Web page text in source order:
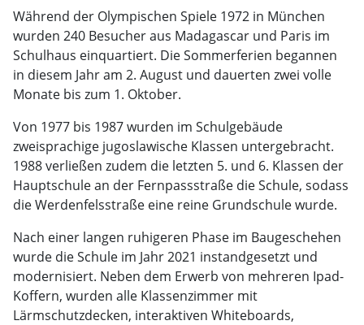
Während der Olympischen Spiele 1972 in München
wurden 240 Besucher aus Madagascar und Paris im
Schulhaus einquartiert. Die Sommerferien begannen
in diesem Jahr am 2. August und dauerten zwei volle
Monate bis zum 1. Oktober.
Von 1977 bis 1987 wurden im Schulgebäude
zweisprachige jugoslawische Klassen untergebracht.
1988 verließen zudem die letzten 5. und 6. Klassen der
Hauptschule an der Fernpassstraße die Schule, sodass
die Werdenfelsstraße eine reine Grundschule wurde.
Nach einer langen ruhigeren Phase im Baugeschehen
wurde die Schule im Jahr 2021 instandgesetzt und
modernisiert. Neben dem Erwerb von mehreren Ipad-
Koffern, wurden alle Klassenzimmer mit
Lärmschutzdecken, interaktiven Whiteboards,